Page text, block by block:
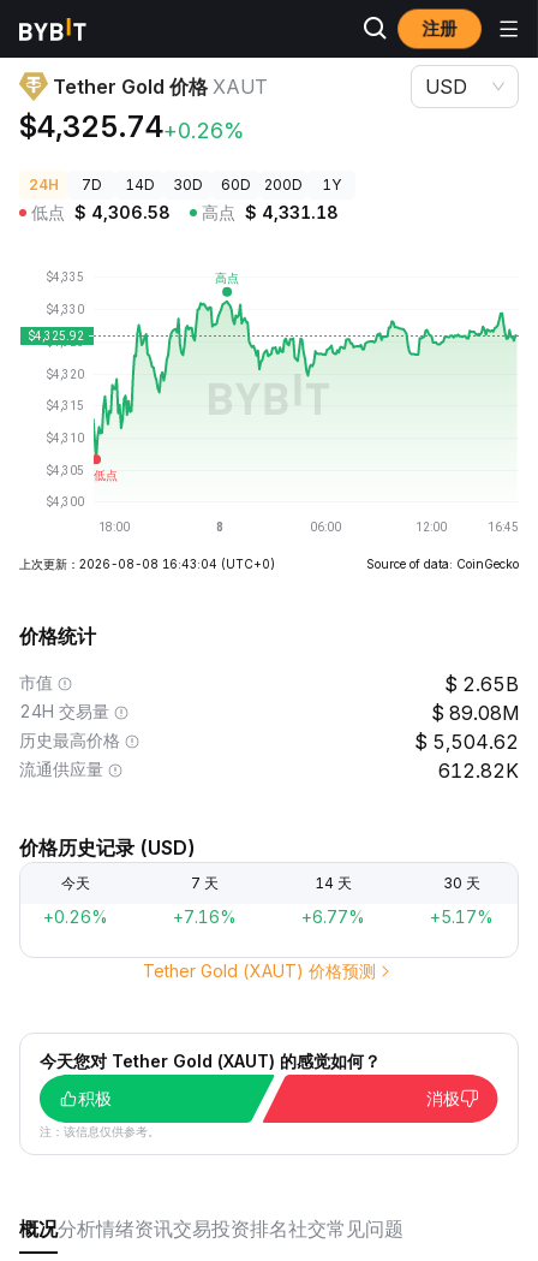
注册
加密货币价格
Tether Gold 价格 XAUT
$4,325.74+0.26%
USD
24H 7D 14D 30D 60D 200D 1Y
低点 $ 4,306.58 高点 $ 4,331.18
上次更新：2026-08-08 16:43:04 (UTC+0) Source of data: CoinGecko
价格统计
市值 2.65B
24H 交易量 89.08M
历史最高价格 5,504.62
流通供应量 612.82K
价格历史记录 (USD)
今天 7 天 14 天 30 天
+0.26% +7.16% +6.77% +5.17%
Tether Gold (XAUT) 价格预测
今天您对 Tether Gold (XAUT) 的感觉如何？
积极
消极
注：该信息仅供参考。
概况分析情绪资讯交易投资排名社交常见问题